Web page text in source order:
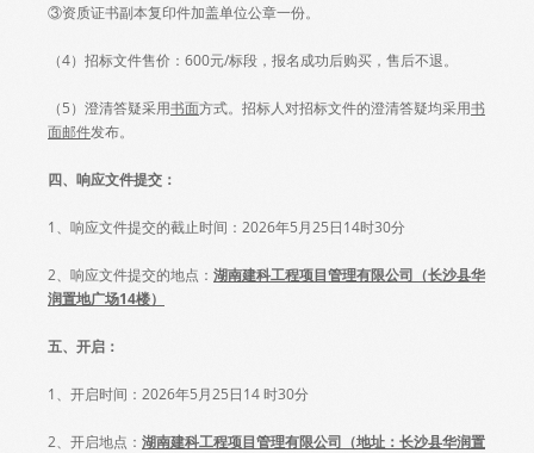
③资质证书副本复印件加盖单位公章一份。
（4）招标文件售价：600元/标段，报名成功后购买，售后不退。
（5）澄清答疑采用书面方式。招标人对招标文件的澄清答疑均采用书
面邮件发布。
四、响应文件提交：
1、响应文件提交的截止时间：2026年5月25日14时30分
2、响应文件提交的地点： 湖南建科工程项目管理有限公司（长沙县华
润置地广场14楼）
五、开启：
1、开启时间：2026年5月25日14 时30分
2、开启地点： 湖南建科工程项目管理有限公司（地址：长沙县华润置